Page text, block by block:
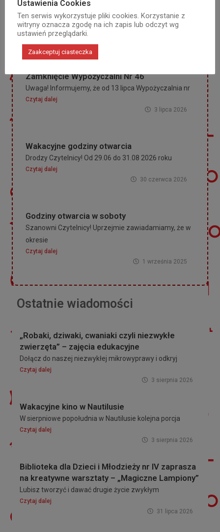
Najważniejsze informacje
Zamknięcie Wypożyczalni Nr 46
Uwaga! Informujemy, że od 13 lipca Wypożyczalnia nr
Czytaj dalej
3 lipca 2026
Wakacyjne godziny otwarcia
Drodzy Czytelnicy! Od 29.06 do 31.08 2026 roku
Czytaj dalej
30 czerwca 2026
Godziny otwarcia w soboty
Szanowni Czytelnicy! Uprzejmie zawiadamiamy, że w
okresie
Czytaj dalej
1 września 2025
Ostatnie wiadomości
„Robaki, dziwaki, cwaniaki czyli niezwykłe
zwierzęta” – zajęcia edukacyjne
Dołącz do naszej niezwykłej mikrowyprawy i odkryj
Czytaj dalej
3 sierpnia 2026
Wakacyjne kino w Nautilusie
W sierpniowe popołudnia w Nautilusie kolejna porcja
Czytaj dalej
3 sierpnia 2026
Biblioteka dla Dzieci i Młodzieży nr IV zaprasza
na kreatywne warsztaty – „Magiczne Lampiony”
Lubisz tworzyć i dawać drugie życie zwykłym
Czytaj dalej
31 lipca 2026
Ustawienia Cookies
Ten serwis wykorzystuje pliki cookies. Korzystanie z
witryny oznacza zgodę na ich zapis lub odczyt wg
ustawień przeglądarki.
Zaakceptuj ciasteczka